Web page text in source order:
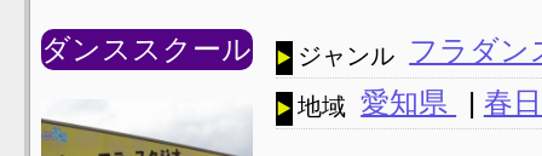
ダンススクール ジャンル フラダン
地域 愛知県 | 春